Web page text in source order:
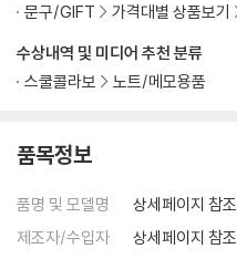
수상내역 및 미디어 추천 분류
스쿨콜라보
노트/메모용품
문구/GIFT
가격대별 상품보기
품목정보
품명 및 모델명
상세페이지 참조
제조자/수입자
상세페이지 참조